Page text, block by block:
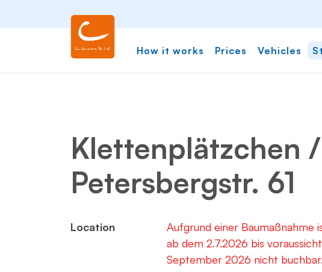
How it works Prices Vehicles
Klettenplätzchen /
Petersbergstr. 61
Location
Aufgrund einer Baumaßnahme
ab dem 2.7.2026 bis
September 2026 nicht buchbar.